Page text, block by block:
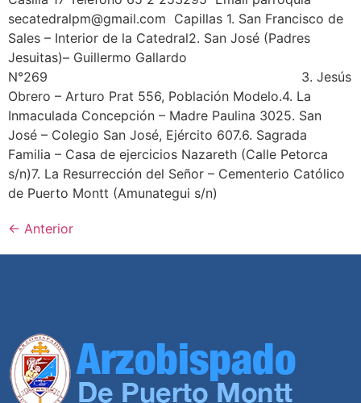
secatedralpm@gmail.com Capillas 1. San Francisco de
Sales – Interior de la Catedral2. San José (Padres
Jesuitas)– Guillermo Gallardo
N°269 3. Jesús
Obrero – Arturo Prat 556, Población Modelo.4. La
Inmaculada Concepción – Madre Paulina 3025. San
José – Colegio San José, Ejército 607.6. Sagrada
Familia – Casa de ejercicios Nazareth (Calle Petorca
s/n)7. La Resurrección del Señor – Cementerio Católico
de Puerto Montt (Amunategui s/n)
← Anterior